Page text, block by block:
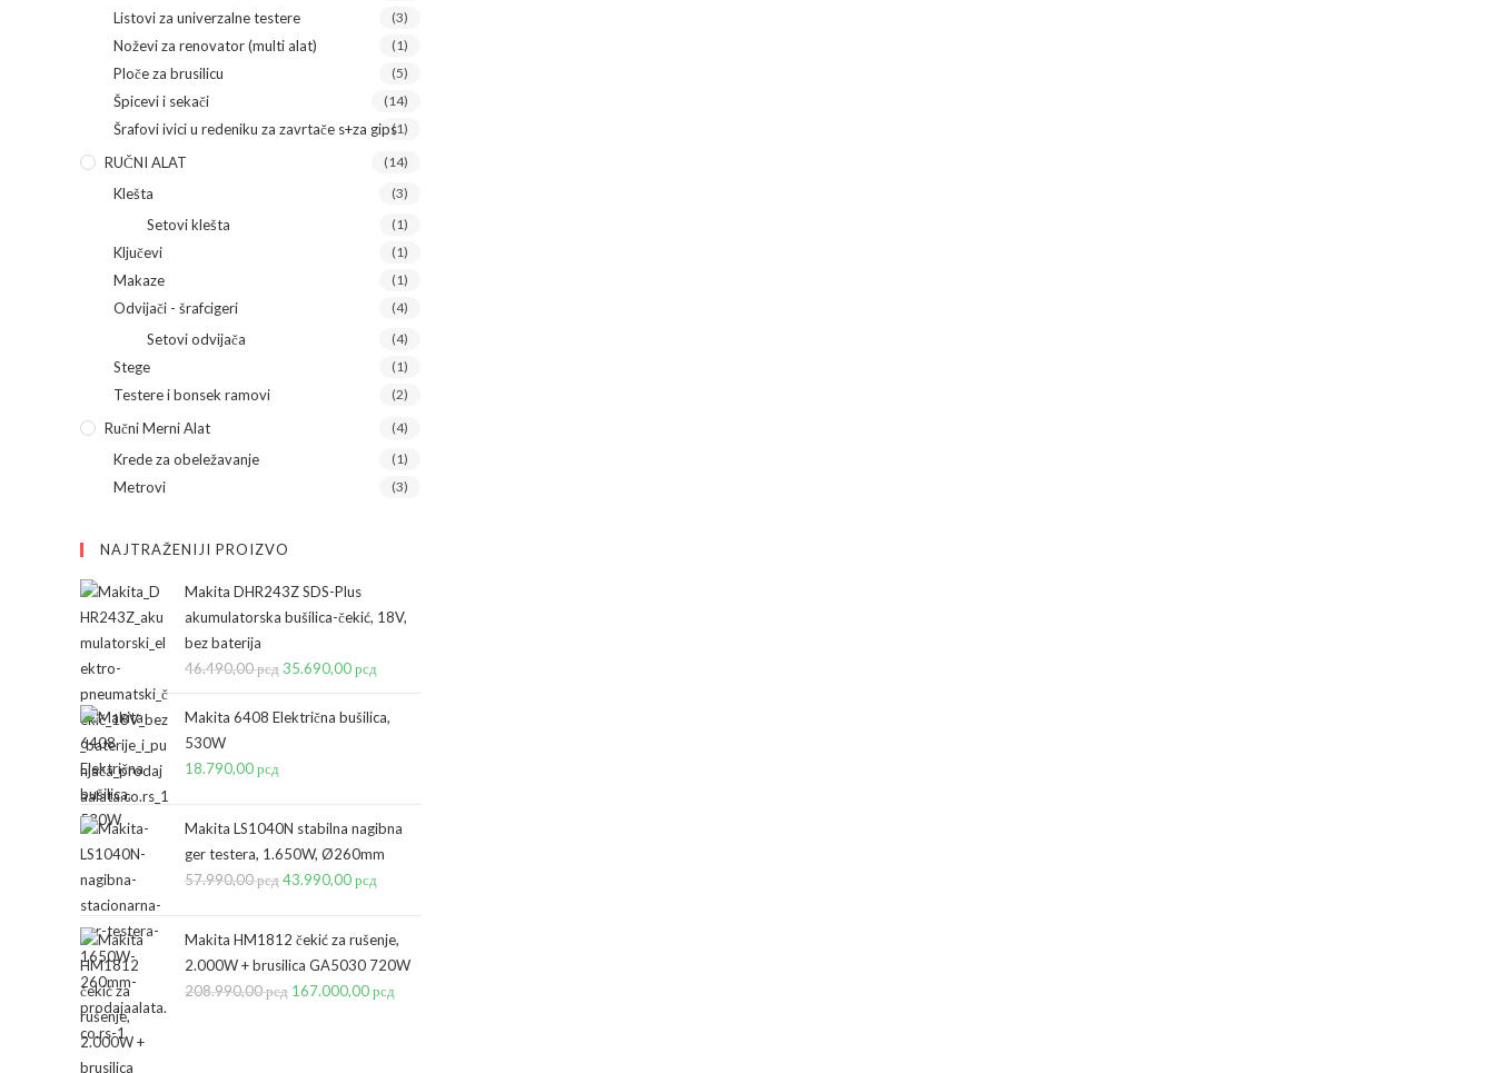
Listovi za univerzalne testere (3)
Noževi za renovator (multi alat) (1)
Ploče za brusilicu (5)
Špicevi i sekači (14)
Šrafovi ivici u redeniku za zavrtače s+za gips(1)
RUČNI ALAT (14)
Klešta (3)
Setovi klešta (1)
Ključevi (1)
Makaze (1)
Odvijači - šrafcigeri (4)
Setovi odvijača (4)
Stege (1)
Testere i bonsek ramovi (2)
Ručni Merni Alat (4)
Krede za obeležavanje (1)
Metrovi (3)
NAJTRAŽENIJI PROIZVO
Makita DHR243Z SDS-Plus
akumulatorska bušilica-čekić, 18V,
bez baterija
46.490,00рсд Originalna
je
35.690,00рсд
je:
Makita 6408 Električna bušilica,
530W
18.790,00рсд
Makita LS1040N stabilna nagibna
ger testera, 1.650W, Ø260mm
57.990,00рсдOriginalna
je
bila:
57.990,00 рсд.
43.990,00рсд
je:
43.990,00 рсд.
Makita HM1812 čekić za rušenje,
2.000W + brusilica GA5030 720W
208.990,00рсд Originalna
167.000,00рсд